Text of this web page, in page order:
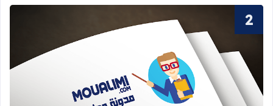
قراءة المزيد عن سور القرآن